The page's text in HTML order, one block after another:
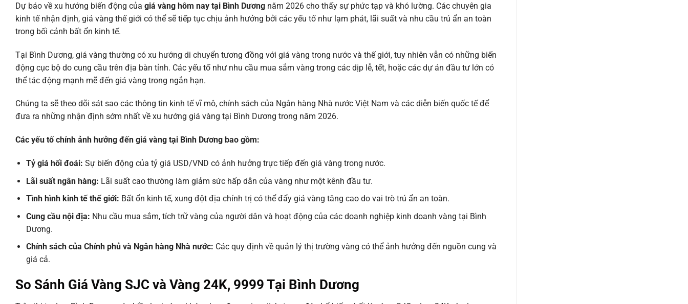
Dự báo về xu hướng biến động của giá vàng hôm nay tại Bình Dương năm 2026 cho thấy sự phức tạp và khó lường. Các chuyên gia
kinh tế nhận định, giá vàng thế giới có thể sẽ tiếp tục chịu ảnh hưởng bởi các yếu tố như lạm phát, lãi suất và nhu cầu trú ẩn an toàn
trong bối cảnh bất ổn kinh tế.
Tại Bình Dương, giá vàng thường có xu hướng di chuyển tương đồng với giá vàng trong nước và thế giới, tuy nhiên vẫn có những biến
động cục bộ do cung cầu trên địa bàn tỉnh. Các yếu tố như nhu cầu mua sắm vàng trong các dịp lễ, tết, hoặc các dự án đầu tư lớn có
thể tác động mạnh mẽ đến giá vàng trong ngắn hạn.
Chúng ta sẽ theo dõi sát sao các thông tin kinh tế vĩ mô, chính sách của Ngân hàng Nhà nước Việt Nam và các diễn biến quốc tế để
đưa ra những nhận định sớm nhất về xu hướng giá vàng tại Bình Dương trong năm 2026.
Các yếu tố chính ảnh hưởng đến giá vàng tại Bình Dương bao gồm:
Tỷ giá hối đoái: Sự biến động của tỷ giá USD/VND có ảnh hưởng trực tiếp đến giá vàng trong nước.
Lãi suất ngân hàng: Lãi suất cao thường làm giảm sức hấp dẫn của vàng như một kênh đầu tư.
Tình hình kinh tế thế giới: Bất ổn kinh tế, xung đột địa chính trị có thể đẩy giá vàng tăng cao do vai trò trú ẩn an toàn.
Cung cầu nội địa: Nhu cầu mua sắm, tích trữ vàng của người dân và hoạt động của các doanh nghiệp kinh doanh vàng tại Bình
Dương.
Chính sách của Chính phủ và Ngân hàng Nhà nước: Các quy định về quản lý thị trường vàng có thể ảnh hưởng đến nguồn cung và
giá cả.
So Sánh Giá Vàng SJC và Vàng 24K, 9999 Tại Bình Dương